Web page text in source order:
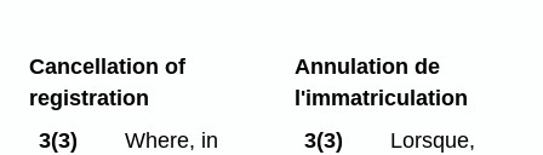
Cancellation of
registration
3(3)
Where, in
Annulation de
l'immatriculation
3(3)
Lorsque,